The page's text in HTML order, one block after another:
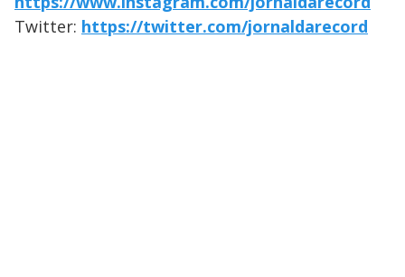
Twitter: https://twitter.com/jornaldarecord